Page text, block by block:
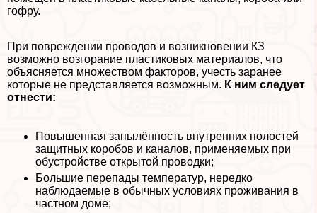
гофру.
При повреждении проводов и возникновении КЗ
возможно возгорание пластиковых материалов, что
объясняется множеством факторов, учесть заранее
которые не представляется возможным. К ним следует
отнести:
Повышенная запылённость внутренних полостей
защитных коробов и каналов, применяемых при
обустройстве открытой проводки;
Большие перепады температур, нередко
наблюдаемые в обычных условиях проживания в
частном доме;